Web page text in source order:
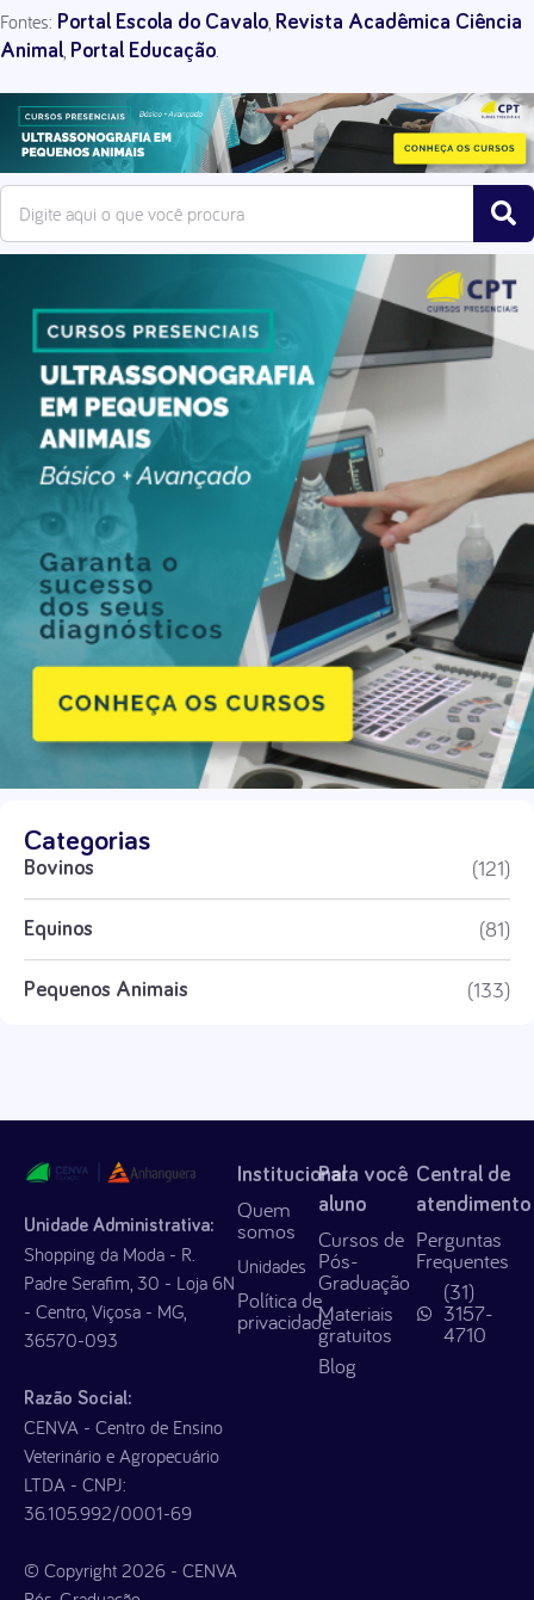
Fontes: Portal Escola do Cavalo Revista Acadêmica Ciência
Animal Portal Educação
Categorias
Bovinos (121)
Equinos (81)
Pequenos Animais (133)
Unidade Administrativa:
Shopping da Moda - R.
Padre Serafim, 30 - Loja 6N
- Centro, Viçosa - MG,
36570-093
Razão Social:
CENVA - Centro de Ensino
Veterinário e Agropecuário
LTDA - CNPJ:
36.105.992/0001-69
© Copyright 2026 - CENVA
Institucional
Quem
somos
Unidades
Política de
privacidade
Para você
aluno
Cursos de
Pós-
Graduação
Materiais
gratuitos
Blog
Central de
atendimento
Perguntas
Frequentes
(31)
3157-
4710